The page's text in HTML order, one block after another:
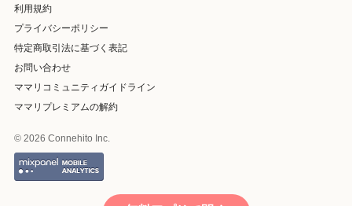
利用規約
プライバシーポリシー
特定商取引法に基づく表記
お問い合わせ
ママリコミュニティガイドライン
ママリプレミアムの解約
© 2026 Connehito Inc.